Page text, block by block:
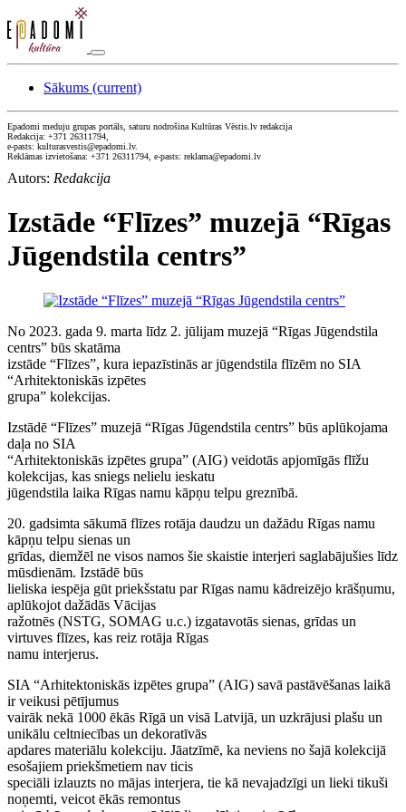
Sākums (current)
Epadomi meduju grupas portāls, saturu nodrošina Kultūras Vēstis.lv redakcija
Redakcija: +371 26311794,
e-pasts: kulturasvestis@epadomi.lv.
Reklāmas izvietošana: +371 26311794, e-pasts: reklama@epadomi.lv
Autors: Redakcija
Izstāde “Flīzes” muzejā “Rīgas
Jūgendstila centrs”
No 2023. gada 9. marta līdz 2. jūlijam muzejā “Rīgas Jūgendstila
centrs” būs skatāma
izstāde “Flīzes”, kura iepazīstinās ar jūgendstila flīzēm no SIA
“Arhitektoniskās izpētes
grupa” kolekcijas.
Izstādē “Flīzes” muzejā “Rīgas Jūgendstila centrs” būs aplūkojama
daļa no SIA
“Arhitektoniskās izpētes grupa” (AIG) veidotās apjomīgās flīžu
kolekcijas, kas sniegs nelielu ieskatu
jūgendstila laika Rīgas namu kāpņu telpu greznībā.
20. gadsimta sākumā flīzes rotāja daudzu un dažādu Rīgas namu
kāpņu telpu sienas un
grīdas, diemžēl ne visos namos šie skaistie interjeri saglabājušies līdz
mūsdienām. Izstādē būs
lieliska iespēja gūt priekšstatu par Rīgas namu kādreizējo krāšņumu,
aplūkojot dažādās Vācijas
ražotnēs (NSTG, SOMAG u.c.) izgatavotās sienas, grīdas un
virtuves flīzes, kas reiz rotāja Rīgas
namu interjerus.
SIA “Arhitektoniskās izpētes grupa” (AIG) savā pastāvēšanas laikā
ir veikusi pētījumus
vairāk nekā 1000 ēkās Rīgā un visā Latvijā, un uzkrājusi plašu un
unikālu celtniecības un dekoratīvās
apdares materiālu kolekciju. Jāatzīmē, ka neviens no šajā kolekcijā
esošajiem priekšmetiem nav ticis
speciāli izlauzts no mājas interjera, tie kā nevajadzīgi un lieki tikuši
noņemti, veicot ēkās remontus